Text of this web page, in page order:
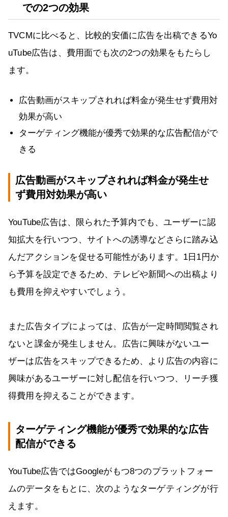
での2つの効果
TVCMに比べると、比較的安価に広告を出稿できるYo
uTube広告は、費用面でも次の2つの効果をもたらし
ます。
広告動画がスキップされれば料金が発生せず費用対
効果が高い
ターゲティング機能が優秀で効果的な広告配信がで
きる
広告動画がスキップされれば料金が発生せ
ず費用対効果が高い
YouTube広告は、限られた予算内でも、ユーザーに認
知拡大を行いつつ、サイトへの誘導などさらに踏み込
んだアクションを促せる可能性があります。1日1円か
ら予算を設定できるため、テレビや新聞への出稿より
も費用を抑えやすいでしょう。
また広告タイプによっては、広告が一定時間閲覧され
ないと課金が発生しません。広告に興味がないユー
ザーは広告をスキップできるため、より広告の内容に
興味があるユーザーに対し配信を行いつつ、リーチ獲
得費用を抑えることができます。
ターゲティング機能が優秀で効果的な広告
配信ができる
YouTube広告ではGoogleがもつ8つのプラットフォー
ムのデータをもとに、次のようなターゲティングが行
えます。